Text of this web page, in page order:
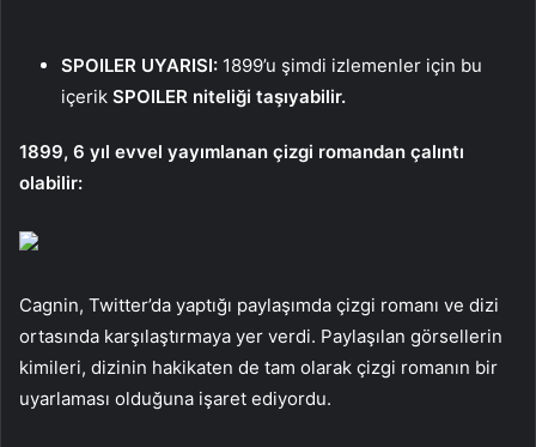
SPOILER UYARISI: 1899’u şimdi izlemenler için bu
içerik SPOILER niteliği taşıyabilir.
1899, 6 yıl evvel yayımlanan çizgi romandan çalıntı
olabilir:
Cagnin, Twitter’da yaptığı paylaşımda çizgi romanı ve dizi
ortasında karşılaştırmaya yer verdi. Paylaşılan görsellerin
kimileri, dizinin hakikaten de tam olarak çizgi romanın bir
uyarlaması olduğuna işaret ediyordu.